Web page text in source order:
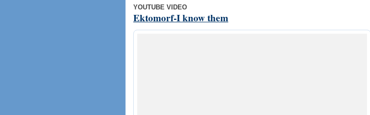
YOUTUBE VIDEO
Ektomorf-I know them